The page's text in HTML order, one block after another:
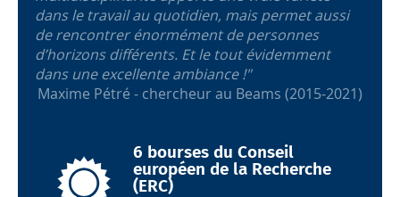
dans le travail au quotidien, mais permet aussi
de rencontrer énormément de personnes
d’horizons différents. Et le tout évidemment
dans une excellente ambiance !"
Maxime Pétré - chercheur au Beams (2015-2021)
6 bourses du Conseil
européen de la Recherche
(ERC)